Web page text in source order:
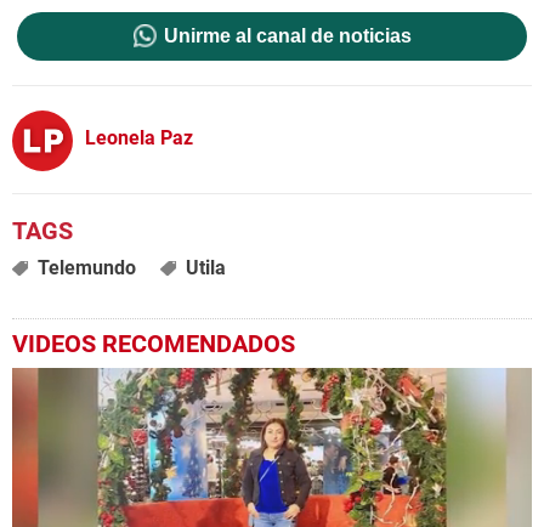
Unirme al canal de noticias
Leonela Paz
Telemundo Utila
VIDEOS RECOMENDADOS